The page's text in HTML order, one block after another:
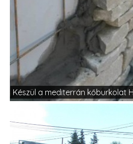
Készül a mediterrán kőburkolat